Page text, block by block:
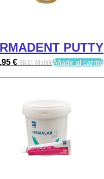
PUTTY
€ SKU: M1000Añadir al carrito